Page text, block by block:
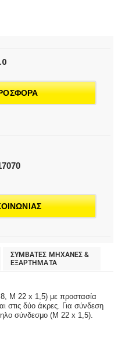
ΣΥΜΒΑΤΕΣ ΜΗΧΑΝΕΣ &
ΕΞΑΡΤΗΜΑΤΑ
M 22 x 1,5) με προστασία
στις δύο άκρες. Για σύνδεση
σύνδεσμο (M 22 x 1,5).